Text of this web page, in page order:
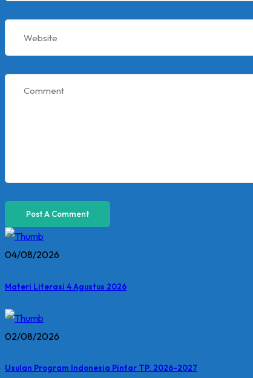
04/08/2026
Materi Literasi 4 Agustus 2026
02/08/2026
Usulan Program Indonesia Pintar TP. 2026-2027